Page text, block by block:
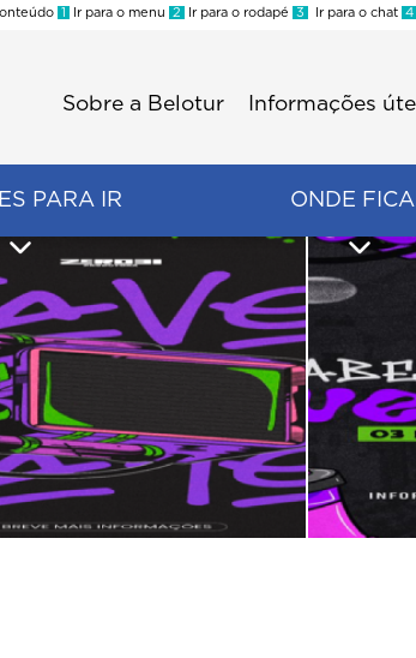
1 Ir para o menu 2 Ir para o rodapé 3 Ir para o chat 4
Sobre a Belotur Informações
PARA IR ONDE